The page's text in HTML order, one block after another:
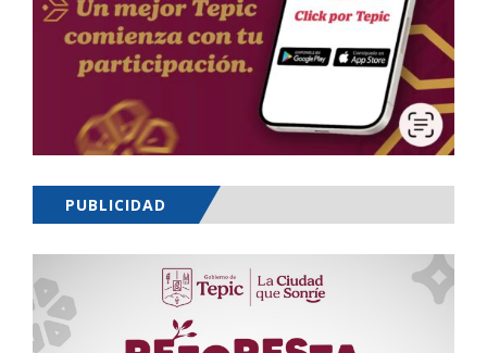
PUBLICIDAD